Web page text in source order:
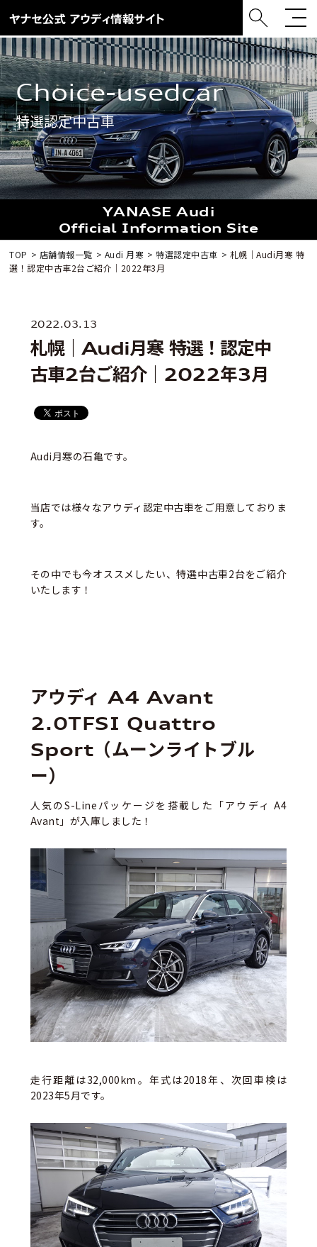
choice-usedcar
特選認定中古車
YANASE Audi
Official Information Site
TOP 店舗情報一覧 Audi 月寒 特選認定中古車
札幌｜Audi月寒 特
選！認定中古車2台ご紹介｜2022年3月
2022.03.13
札幌｜Audi月寒 特選！認定中
古車2台ご紹介｜2022年3月
Audi月寒の石亀です。
当店では様々なアウディ認定中古車をご用意しておりま
す。
その中でも今オススメしたい、特選中古車2台をご紹介
いたします！
アウディ A4 Avant
2.0TFSI Quattro
Sport（ムーンライトブル
ー）
人気のS-Lineパッケージを搭載した「アウディ A4
Avant」が入庫しました！
走行距離は32,000km。年式は2018年、次回車検は
2023年5月です。